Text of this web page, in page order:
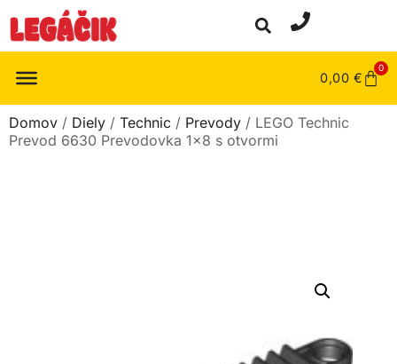
0,00 €
0
Domov / Diely / Technic / Prevody / LEGO Technic
Prevod 6630 Prevodovka 1×8 s otvormi